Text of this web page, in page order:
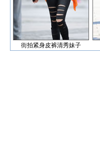
街拍紧身皮裤清秀妹子